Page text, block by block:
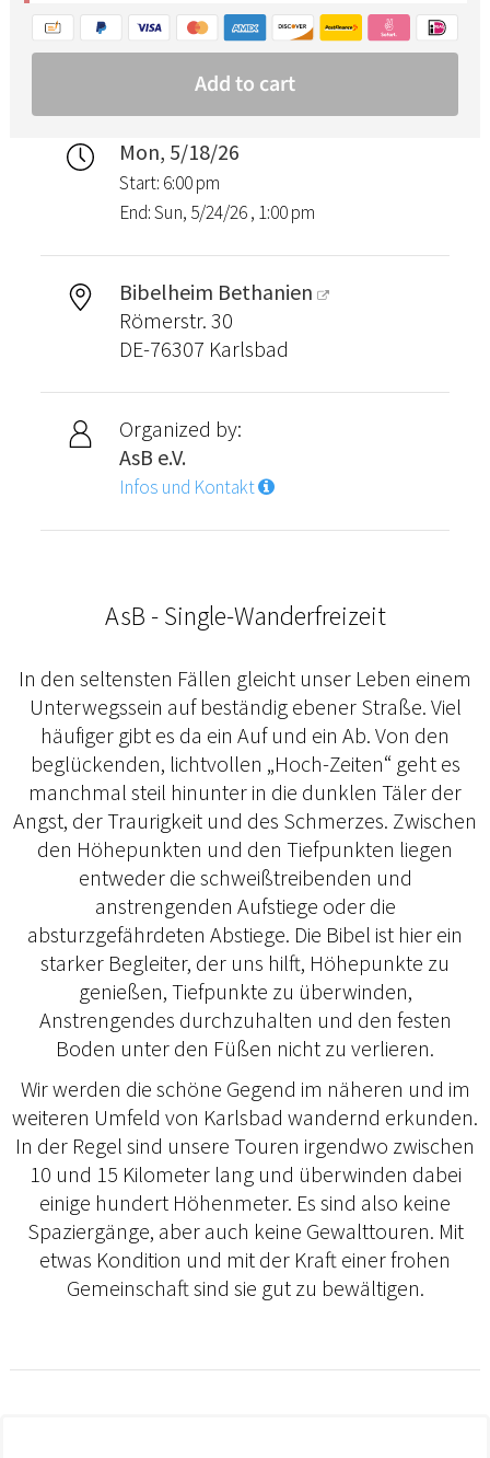
Mon, 5/18/26
Start: 6:00 pm
End: Sun, 5/24/26 , 1:00 pm
Bibelheim Bethanien
Römerstr. 30
DE-76307 Karlsbad
Organized by:
AsB e.V.
Infos und Kontakt
AsB - Single-Wanderfreizeit
In den seltensten Fällen gleicht unser Leben einem
Unterwegssein auf beständig ebener Straße. Viel
häufiger gibt es da ein Auf und ein Ab. Von den
beglückenden, lichtvollen „Hoch-Zeiten“ geht es
manchmal steil hinunter in die dunklen Täler der
Angst, der Traurigkeit und des Schmerzes. Zwischen
den Höhepunkten und den Tiefpunkten liegen
entweder die schweißtreibenden und
anstrengenden Aufstiege oder die
absturzgefährdeten Abstiege. Die Bibel ist hier ein
starker Begleiter, der uns hilft, Höhepunkte zu
genießen, Tiefpunkte zu überwinden,
Anstrengendes durchzuhalten und den festen
Boden unter den Füßen nicht zu verlieren.
Wir werden die schöne Gegend im näheren und im
weiteren Umfeld von Karlsbad wandernd erkunden.
In der Regel sind unsere Touren irgendwo zwischen
10 und 15 Kilometer lang und überwinden dabei
einige hundert Höhenmeter. Es sind also keine
Spaziergänge, aber auch keine Gewalttouren. Mit
etwas Kondition und mit der Kraft einer frohen
Gemeinschaft sind sie gut zu bewältigen.